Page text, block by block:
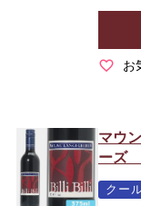
お
マウ
ーズ
クー